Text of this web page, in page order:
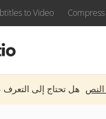
to Video
هل تحتاج إلى